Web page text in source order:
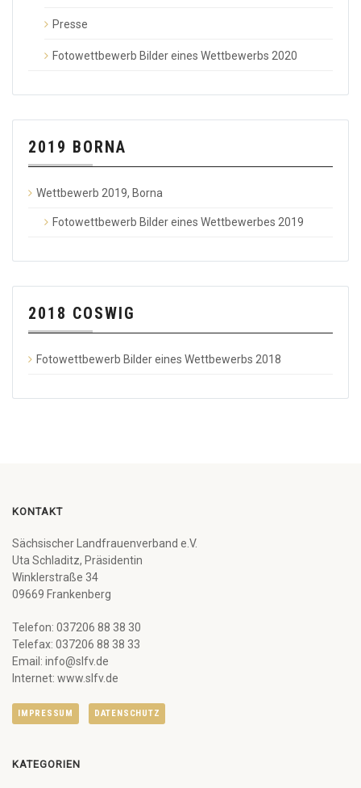
Presse
Fotowettbewerb Bilder eines Wettbewerbs 2020
2019 BORNA
Wettbewerb 2019, Borna
Fotowettbewerb Bilder eines Wettbewerbes 2019
2018 COSWIG
Fotowettbewerb Bilder eines Wettbewerbs 2018
KONTAKT
Sächsischer Landfrauenverband e.V.
Uta Schladitz, Präsidentin
Winklerstraße 34
09669 Frankenberg
Telefon: 037206 88 38 30
Telefax: 037206 88 38 33
Email: info@slfv.de
Internet: www.slfv.de
IMPRESSUM DATENSCHUTZ
KATEGORIEN